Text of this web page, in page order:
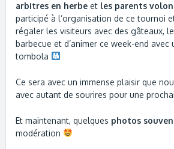
arbitres en herbe et les parents
participé à l’organisation de ce tournoi
régaler les visiteurs avec des gâteaux,
barbecue et d’animer ce week-end avec
tombola
Ce sera avec un immense plaisir que
avec autant de sourires pour une
Et maintenant, quelques photos
modération